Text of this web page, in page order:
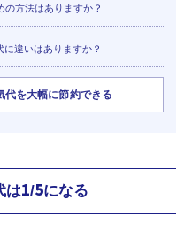
の方法はありますか？
違いはありますか？
を大幅に節約できる
は1/5になる